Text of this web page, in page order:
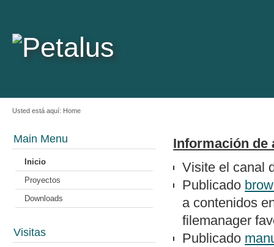
Usted está aquí: Home
Main Menu
Inicio
Proyectos
Downloads
Visitas
Información de
Visite el canal
Publicado
a contenidos
filemanager
Publicado